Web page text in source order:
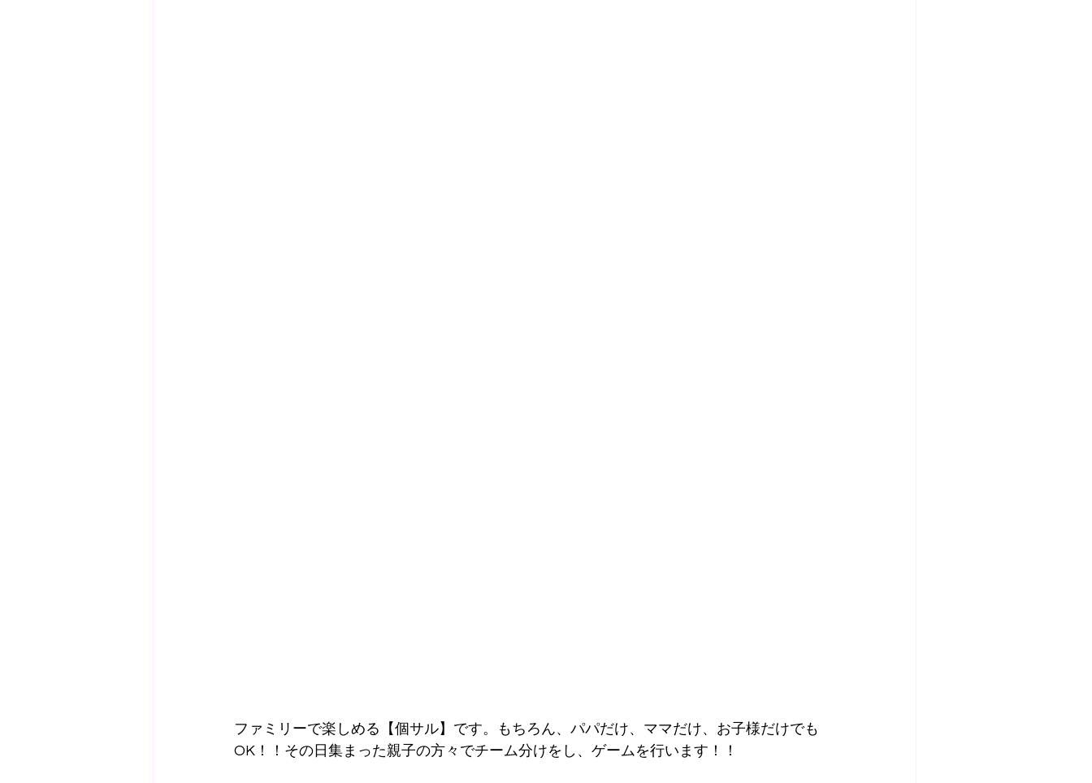
ファミリーで楽しめる【個サル】です。もちろん、パパだけ、ママだけ、お子様だけでも
OK！！その日集まった親子の方々でチーム分けをし、ゲームを行います！！